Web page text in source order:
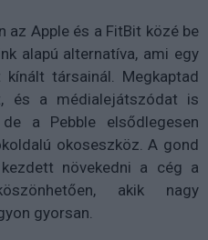
az Apple és a FitBit közé be
alapú alternatíva, ami egy
társainál. Megkaptad
és a médialejátszódat is
a Pebble elsődlegesen
okoseszköz. A gond
növekedni a cég a
akik nagy
gyorsan.